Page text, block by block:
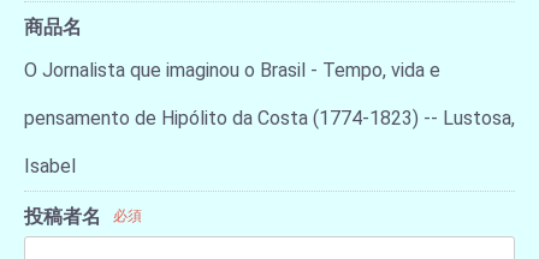
商品名
O Jornalista que imaginou o Brasil - Tempo, vida e
pensamento de Hipólito da Costa (1774-1823) -- Lustosa,
Isabel
投稿者名 必須